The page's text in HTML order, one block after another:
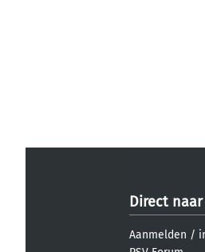
Direct naar
Aanmelden /